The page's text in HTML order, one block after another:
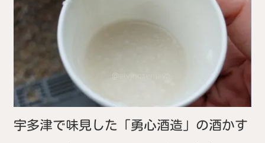
宇多津で味見した「勇心酒造」の酒かす